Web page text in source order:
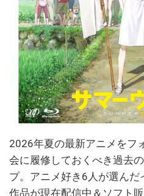
2026年夏の最新アニメをフ
会に履修しておくべき過去
プ。アニメ好き6人が選ん
作品が現在配信中＆ソフト